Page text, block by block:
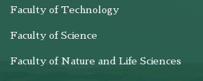
Faculty of Technology
Faculty of Science
Faculty of Nature and Life Sciences